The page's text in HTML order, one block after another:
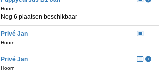
Hoorn
Nog 6 plaatsen beschikbaar
Privé Jan
Hoorn
Privé Jan
Hoorn